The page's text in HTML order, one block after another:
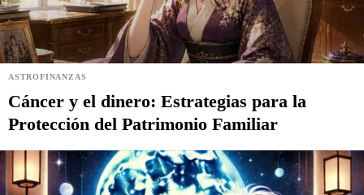
ASTROFINANZAS
Cáncer y el dinero: Estrategias para la
Protección del Patrimonio Familiar